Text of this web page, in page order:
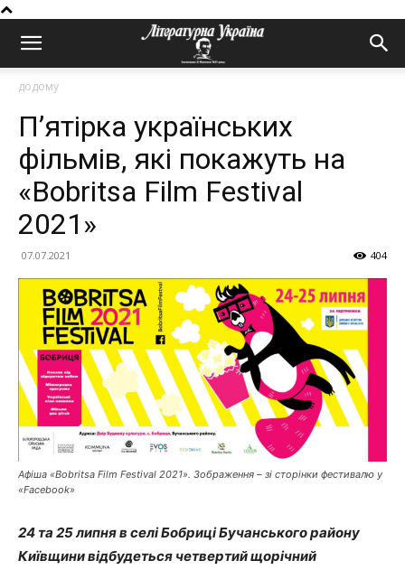
додому
П’ятірка українських
фільмів, які покажуть на
«Bobritsa Film Festival
2021»
07.07.2021 404
Афіша «Bobritsa Film Festival 2021». Зображення – зі сторінки фестивалю у
«Facebook»
24 та 25 липня в селі Бобриці Бучанського району
Київщини відбудеться четвертий щорічний